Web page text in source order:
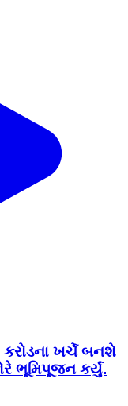
ખર્ચે બનશે
ભૂમિપૂજન કર્યું.